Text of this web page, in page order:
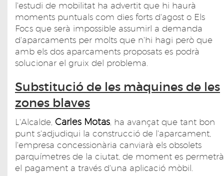
l'estudi de mobilitat ha advertit que hi haurà
moments puntuals com dies forts d'agost o Els
Focs que serà impossible assumirl a demanda
d'aparcaments per molts que n'hi hagi però que
amb els dos aparcaments proposats es podrà
solucionar el gruix del problema.
Substitució de les màquines de les
zones blaves
L'Alcalde, Carles Motas, ha avançat que tant bon
punt s'adjudiqui la construcció de l'aparcament,
l'empresa concessionària canviarà els obsolets
parquímetres de la ciutat, de moment es permetrà
el pagament a través d'una aplicació mòbil.